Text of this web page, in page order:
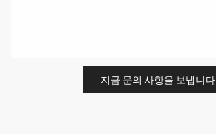
지금 문의 사항을 보냅니다